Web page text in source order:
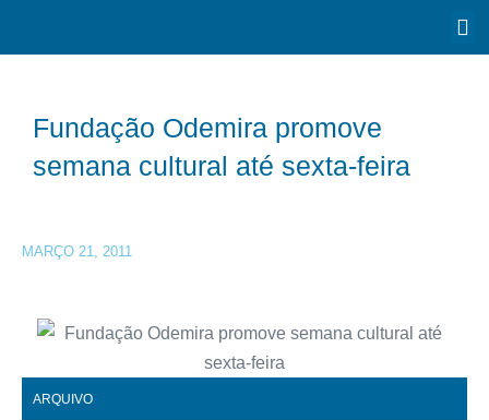
Fundação Odemira promove
semana cultural até sexta-feira
MARÇO 21, 2011
ARQUIVO